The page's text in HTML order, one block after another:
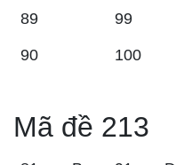
89 99
90 100
Mã đề 213